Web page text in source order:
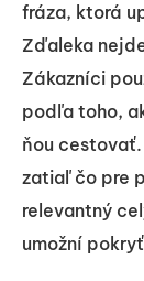
fráza, ktorá
Zďaleka
Zákazníci
podľa toho,
ňou
zatiaľ čo pre
relevantný
umožní